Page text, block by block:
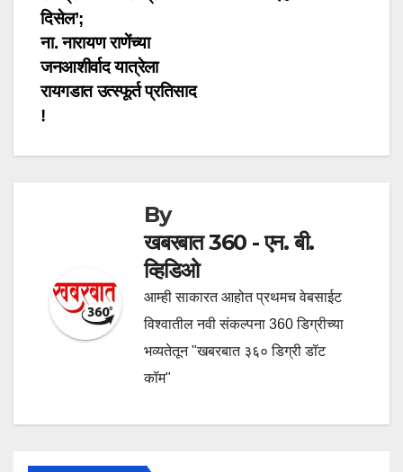
navigation
दिसेल’;
ना. नारायण राणेंच्या
जनआशीर्वाद यात्रेला
रायगडात उत्स्फूर्त प्रतिसाद
!
By
खबरबात 360 - एन. बी.
व्हिडिओ
आम्ही साकारत आहोत प्रथमच वेबसाईट
विश्वातील नवी संकल्पना 360 डिग्रीच्या
भव्यतेतून "खबरबात ३६० डिग्री डॉट
कॉम"